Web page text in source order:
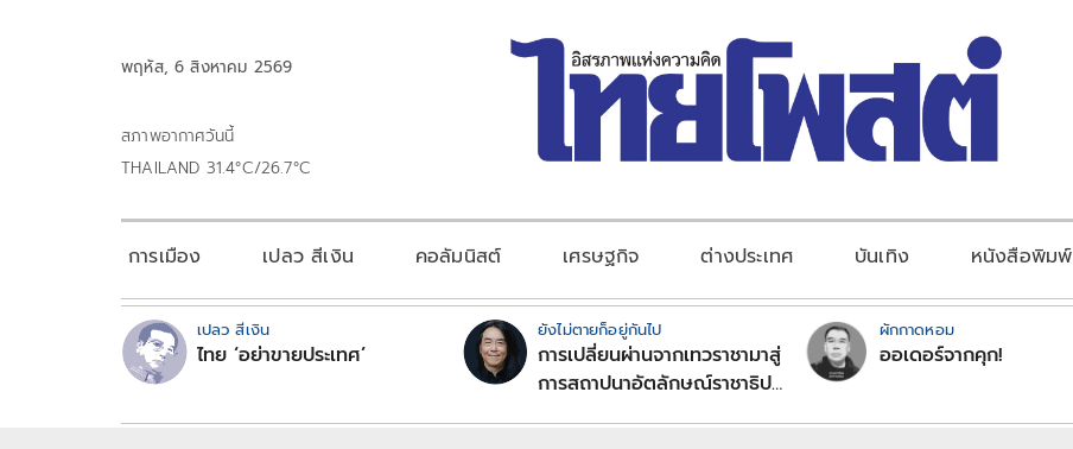
พฤหัส, 6 สิงหาคม 2569
สภาพอากาศวันนี้
THAILAND 31.4°C/26.7°C
การเมือง เปลว สีเงิน คอลัมนิสต์ เศรษฐกิจ ต่างประเทศ บันเทิง หนังสือพิมพ์
เปลว สีเงิน
ไทย ‘อย่าขายประเทศ’
ยังไม่ตายก็อยู่กันไป
การเปลี่ยนผ่านจากเทวราชามาสู่
การสถาปนาอัตลักษณ์ราชาธิป
ผักกาดหอม
ออเดอร์จากคุก!